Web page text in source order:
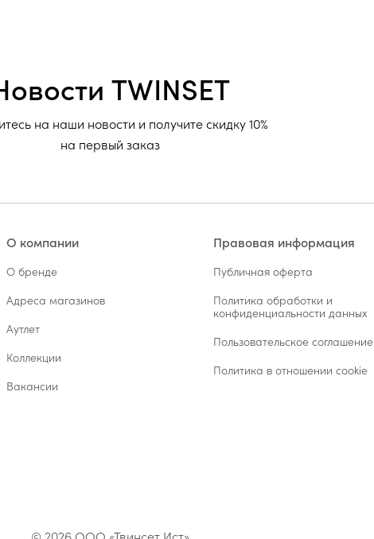
TWINSET
на наши новости и получите скидку 10%
на первый заказ
О компании
О бренде
Адреса магазинов
Аутлет
Коллекции
Вакансии
Правовая информация
Публичная оферта
Политика обработки и
конфиденциальности данных
Пользовательское соглашение
Политика в отношении cookie